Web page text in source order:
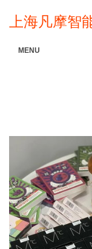
上海凡摩智
MENU